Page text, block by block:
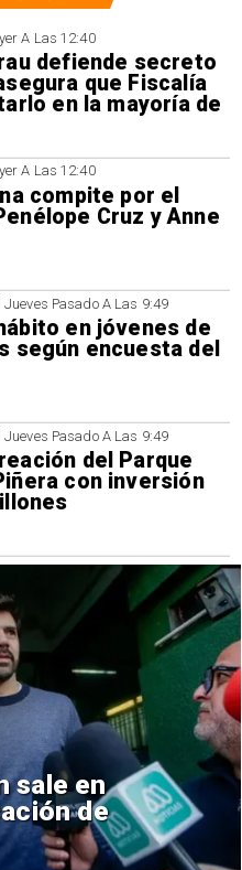
A Las 12:40
defiende secreto
que Fiscalía
en la mayoría de
A Las 12:40
compite por el
Cruz y Anne
Jueves Pasado A Las 9:49
en jóvenes de
según encuesta del
Jueves Pasado A Las 9:49
del Parque
con inversión